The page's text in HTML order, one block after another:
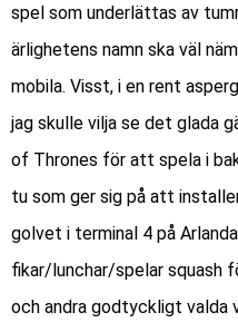
spel som underlättas av
ärlighetens namn ska väl
mobila. Visst, i en rent
jag skulle vilja se det glada
of Thrones för att spela i
tu som ger sig på att
golvet i terminal 4 på
fikar/lunchar/spelar squash
och andra godtyckligt valda